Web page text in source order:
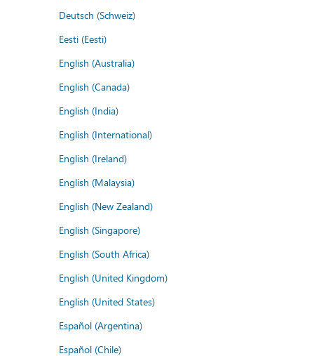
Deutsch (Schweiz)
Eesti (Eesti)
English (Australia)
English (Canada)
English (India)
English (International)
English (Ireland)
English (Malaysia)
English (New Zealand)
English (Singapore)
English (South Africa)
English (United Kingdom)
English (United States)
Español (Argentina)
Español (Chile)